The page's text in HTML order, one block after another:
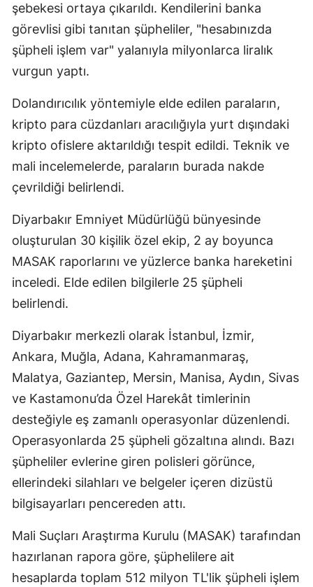
şebekesi ortaya çıkarıldı. Kendilerini banka
görevlisi gibi tanıtan şüpheliler, "hesabınızda
şüpheli işlem var" yalanıyla milyonlarca liralık
vurgun yaptı.
Dolandırıcılık yöntemiyle elde edilen paraların,
kripto para cüzdanları aracılığıyla yurt dışındaki
kripto ofislere aktarıldığı tespit edildi. Teknik ve
mali incelemelerde, paraların burada nakde
çevrildiği belirlendi.
Diyarbakır Emniyet Müdürlüğü bünyesinde
oluşturulan 30 kişilik özel ekip, 2 ay boyunca
MASAK raporlarını ve yüzlerce banka hareketini
inceledi. Elde edilen bilgilerle 25 şüpheli
belirlendi.
Diyarbakır merkezli olarak İstanbul, İzmir,
Ankara, Muğla, Adana, Kahramanmaraş,
Malatya, Gaziantep, Mersin, Manisa, Aydın, Sivas
ve Kastamonu’da Özel Harekât timlerinin
desteğiyle eş zamanlı operasyonlar düzenlendi.
Operasyonlarda 25 şüpheli gözaltına alındı. Bazı
şüpheliler evlerine giren polisleri görünce,
ellerindeki silahları ve belgeler içeren dizüstü
bilgisayarları pencereden attı.
Mali Suçları Araştırma Kurulu (MASAK) tarafından
hazırlanan rapora göre, şüphelilere ait
hesaplarda toplam 512 milyon TL'lik şüpheli işlem